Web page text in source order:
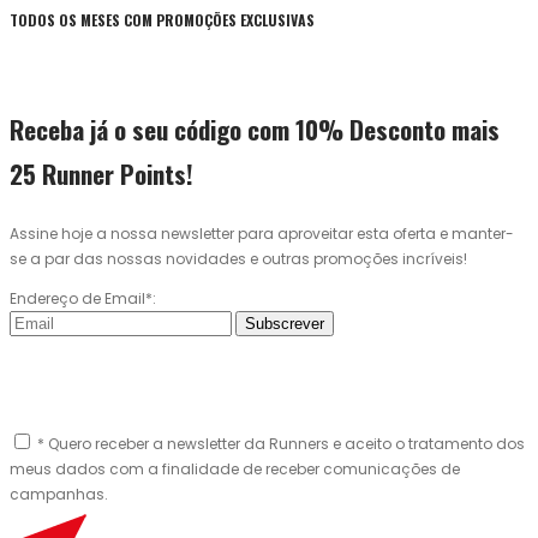
TODOS OS MESES COM PROMOÇÕES EXCLUSIVAS
Receba já o seu código com 10% Desconto mais
25 Runner Points!
Assine hoje a nossa newsletter para aproveitar esta oferta e manter-
se a par das nossas novidades e outras promoções incríveis!
Endereço de Email*:
Subscrever
* Quero receber a newsletter da Runners e aceito o tratamento dos
meus dados com a finalidade de receber comunicações de
campanhas.